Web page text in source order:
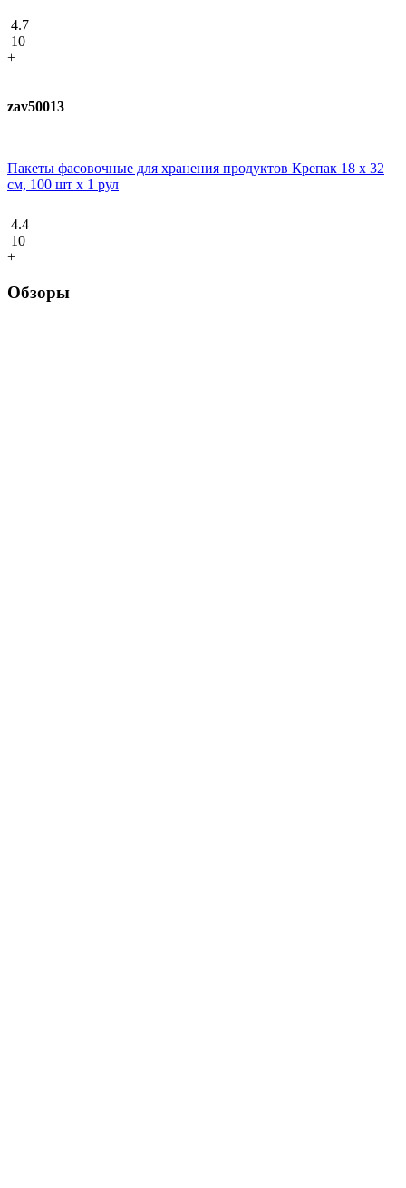
4.7
10
+
zav50013
Пакеты фасовочные для хранения продуктов Крепак 18 х 32
см, 100 шт х 1 рул
4.4
10
+
Обзоры